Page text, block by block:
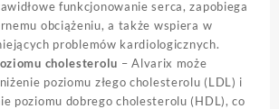
funkcjonowanie serca, zapobiega
obciążeniu, a także wspiera w
problemów kardiologicznych.
cholesterolu – Alvarix może
poziomu złego cholesterolu (LDL) i
poziomu dobrego cholesterolu (HDL), co